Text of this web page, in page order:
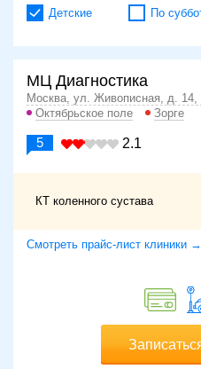
Детские По
МЦ Диагностика
Москва, ул. Живописная, д. 14,
Октябрьское поле
Зорге
5 2.1
КТ коленного сустава
Смотреть прайс-лист клиники →